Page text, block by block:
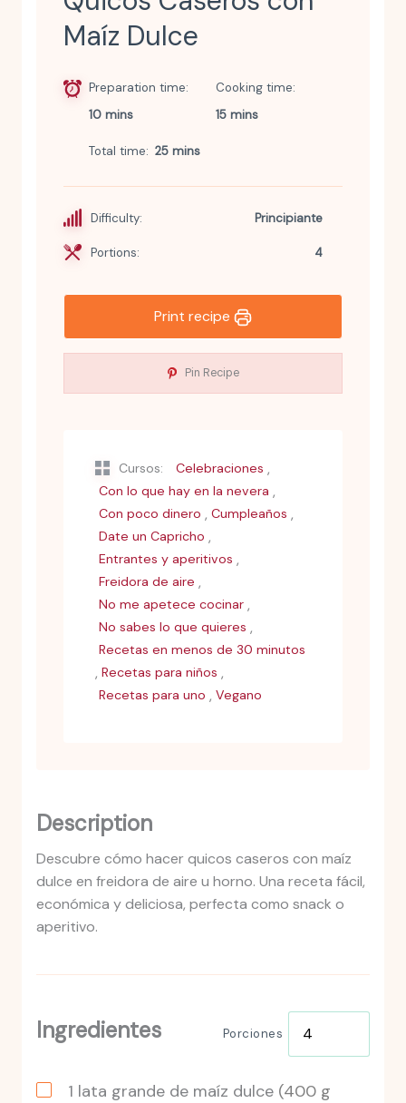
Maíz Dulce
Preparation time
10 mins
Cooking time
15 mins
Total time 25 mins
Difficulty: Principiante
Portions: 4
Print recipe
Pin Recipe
Cursos: Celebraciones ,
Con lo que hay en la nevera ,
Con poco dinero , Cumpleaños ,
Date un Capricho ,
Entrantes y aperitivos ,
Freidora de aire ,
No me apetece cocinar ,
No sabes lo que quieres ,
Recetas en menos de 30 minutos
, Recetas para niños ,
Recetas para uno , Vegano
Description
Descubre cómo hacer quicos caseros con maíz
dulce en freidora de aire u horno. Una receta fácil,
económica y deliciosa, perfecta como snack o
aperitivo.
Ingredientes Porciones
1 lata grande de maíz dulce (400 g